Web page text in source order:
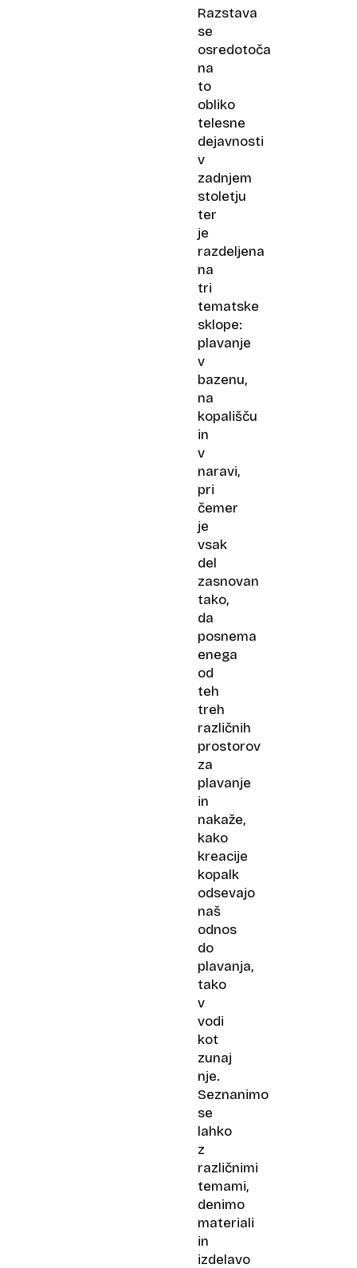
Razstava
se
osredotoča
na
to
obliko
telesne
dejavnosti
v
zadnjem
stoletju
ter
je
razdeljena
na
tri
tematske
sklope:
plavanje
v
bazenu,
na
kopališču
in
v
naravi,
pri
čemer
je
vsak
del
zasnovan
tako,
da
posnema
enega
od
teh
treh
različnih
prostorov
za
plavanje
in
nakaže,
kako
kreacije
kopalk
odsevajo
naš
odnos
do
plavanja,
tako
v
vodi
kot
zunaj
nje.
Seznanimo
se
lahko
z
različnimi
temami,
denimo
materiali
in
izdelavo